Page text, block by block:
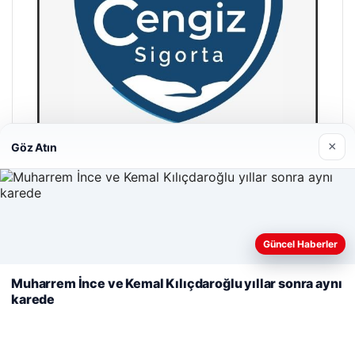
Cengiz Sigorta
Web sitemizi nasıl kullandığınızı daha iyi anlayabilmek,
kullanıyoruz.Çerez Politikamız
Reddet
Göz Atın ×
Güncel Haberler
Muharrem İnce ve Kemal Kılıçdaroğlu yıllar sonra aynı
karede